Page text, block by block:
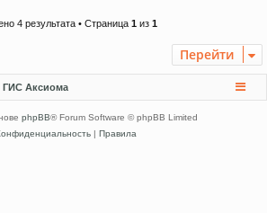
4 результата • Страница 1из 1
Перейти
Аксиома
phpBB® Forum Software © phpBB Limited
| Правила